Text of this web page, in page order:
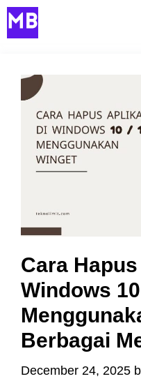
Skip
to
Cara
Windows
Berbagai
December 24, 2025